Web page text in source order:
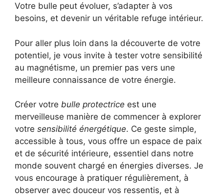
Votre bulle peut évoluer, s’adapter à vos
besoins, et devenir un véritable refuge intérieur.
Pour aller plus loin dans la découverte de votre
potentiel, je vous invite à tester votre sensibilité
au magnétisme, un premier pas vers une
meilleure connaissance de votre énergie.
Créer votre bulle protectrice est une
merveilleuse manière de commencer à explorer
votre sensibilité énergétique. Ce geste simple,
accessible à tous, vous offre un espace de paix
et de sécurité intérieure, essentiel dans notre
monde souvent chargé en énergies diverses. Je
vous encourage à pratiquer régulièrement, à
observer avec douceur vos ressentis, et à